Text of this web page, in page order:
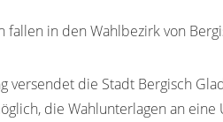
fallen in den Wahlbezirk von
51410 51411 51412 51413
versendet die Stadt Bergisch
die Wahlunterlagen an